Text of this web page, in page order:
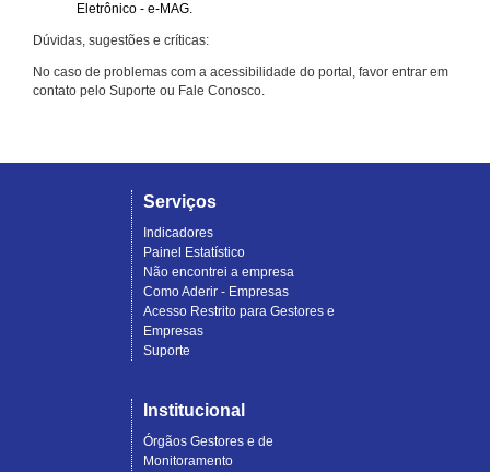
Eletrônico - e-MAG.
Dúvidas, sugestões e críticas:
No caso de problemas com a acessibilidade do portal, favor entrar em
contato pelo Suporte ou Fale Conosco.
Serviços
Indicadores
Painel Estatístico
Não encontrei a empresa
Como Aderir - Empresas
Acesso Restrito para Gestores e
Empresas
Suporte
Institucional
Órgãos Gestores e de
Monitoramento